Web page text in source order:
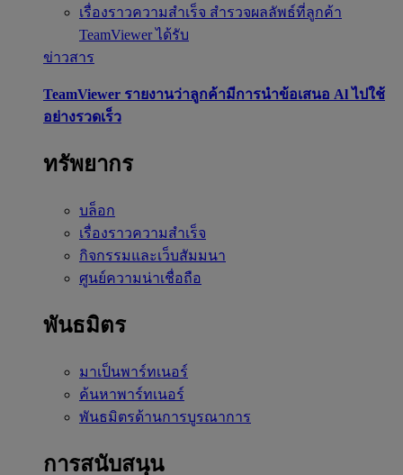
เรื่องราวความสำเร็จ สำรวจผลลัพธ์ที่ลูกค้า
TeamViewer ได้รับ
ข่าวสาร
TeamViewer รายงานว่าลูกค้ามีการนำข้อเสนอ Al ไปใช้
อย่างรวดเร็ว
ทรัพยากร
บล็อก
เรื่องราวความสำเร็จ
กิจกรรมและเว็บสัมมนา
ศูนย์ความน่าเชื่อถือ
พันธมิตร
มาเป็นพาร์ทเนอร์
ค้นหาพาร์ทเนอร์
พันธมิตรด้านการบูรณาการ
การสนับสนุน